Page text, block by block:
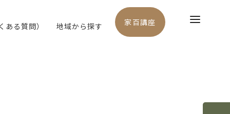
ある質問） 地域から探す 家百講座